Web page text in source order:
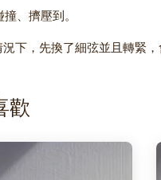
、擠壓到。
下，先換了細弦並且轉緊
歡